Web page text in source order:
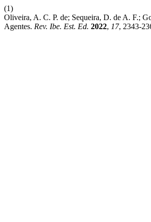
(1)
Oliveira, A. C. P. de; Sequeira, D. de A. F.;
Agentes. Rev. Ibe. Est. Ed. 2022, 17, 2343-